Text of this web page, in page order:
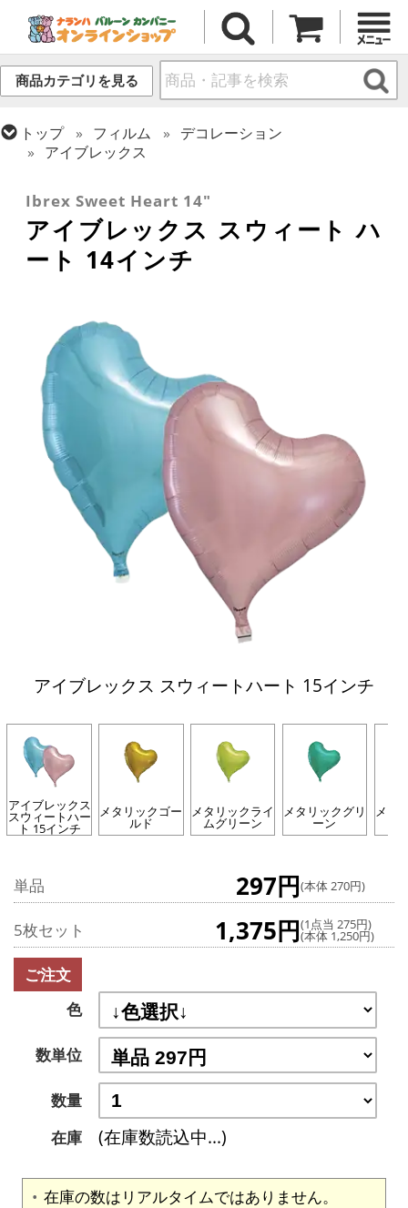
商品カテゴリを見る
トップ フィルム
デコレーション
アイブレックス
無地フィルム(ヘリウム対応)
Ibrex Sweet Heart 14"
アイブレックス スウィート ハ
ート 14インチ
アイブレックス スウィートハート 15インチ
アイブレックス
スウィートハー
ト 15インチ
メタリックゴー
ルド
メタリックライ
ムグリーン
メタリックグリ
ーン
メタ
単品 297円(本体 270円)
5枚セット 1,375円(1点当 275円)
(本体 1,250円)
ご注文
色
数単位
数量
在庫
(在庫数読込中...)
在庫の数はリアルタイムではありません。